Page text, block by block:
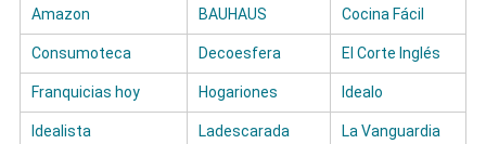
Amazon BAUHAUS Cocina Fácil
Consumoteca Decoesfera El Corte Inglés
Franquicias hoy Hogariones Idealo
Idealista Ladescarada La Vanguardia